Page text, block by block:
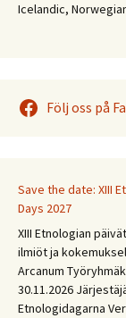
Icelandic,
Följ oss på
Save the date: XIII
Days 2027
XIII Etnologian
ilmiöt ja
Arcanum
30.11.2026
Etnologidagarna